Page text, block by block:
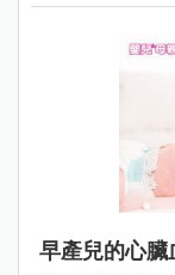
早產兒的心臟